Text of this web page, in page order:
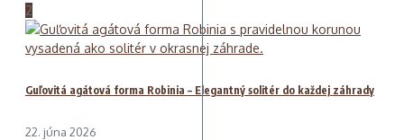
2
Guľovitá agátová forma Robinia – Elegantný solitér do každej záhrady
22. júna 2026